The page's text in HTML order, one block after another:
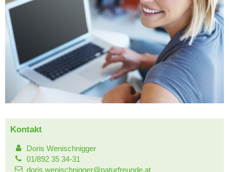
Kontakt
Doris Wenischnigger
01/892 35 34-31
doris.wenischnigger@naturfreunde.at